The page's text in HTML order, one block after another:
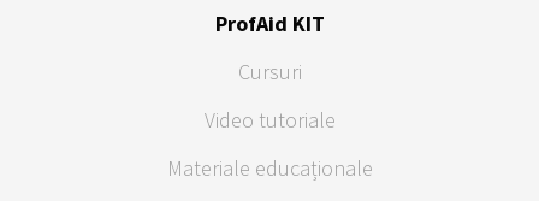
ProfAid KIT
Cursuri
Video tutoriale
Materiale educaționale